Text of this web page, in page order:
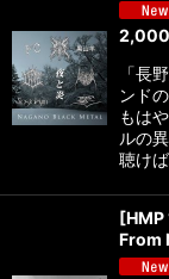
2,000
「長
ンド
もは
ルの
聴け
[HMP
From